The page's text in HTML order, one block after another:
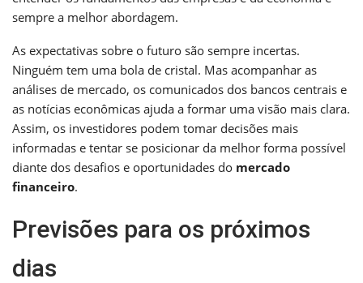
sempre a melhor abordagem.
As expectativas sobre o futuro são sempre incertas.
Ninguém tem uma bola de cristal. Mas acompanhar as
análises de mercado, os comunicados dos bancos centrais e
as notícias econômicas ajuda a formar uma visão mais clara.
Assim, os investidores podem tomar decisões mais
informadas e tentar se posicionar da melhor forma possível
diante dos desafios e oportunidades do mercado
financeiro.
Previsões para os próximos
dias